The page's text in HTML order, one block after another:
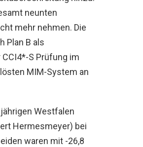
neunten
mehr nehmen. Die
Plan B als
S Prüfung im
MIM-System an
Westfalen
Hermesmeyer) bei
waren mit -26,8